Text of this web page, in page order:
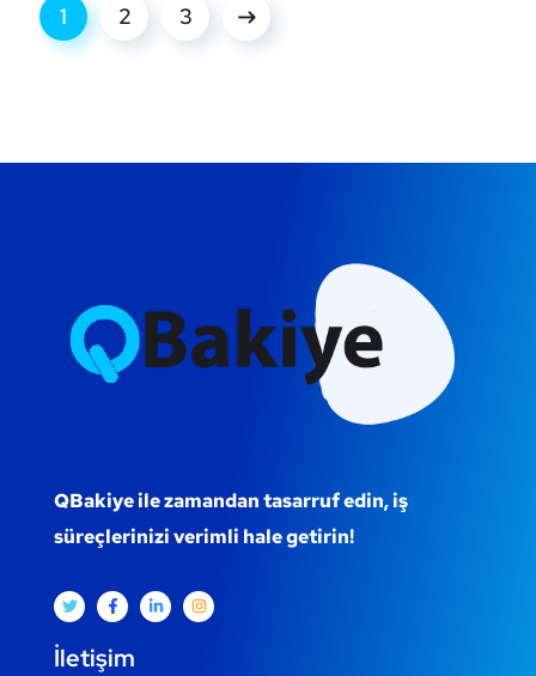
1 2 3
QBakiye ile zamandan tasarruf edin,iş
süreçlerinizi verimli hale getirin!
İletişim